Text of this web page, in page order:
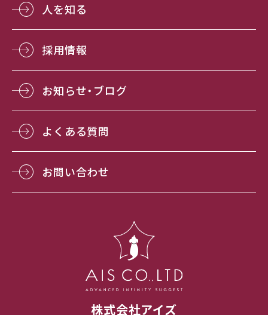
人を知る
採用情報
お知らせ・ブログ
よくある質問
お問い合わせ
株式会社アイズ